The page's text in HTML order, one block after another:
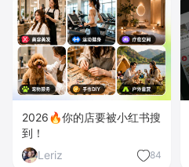
2026🔥你的店要被小红书搜
到！
Leriz
84